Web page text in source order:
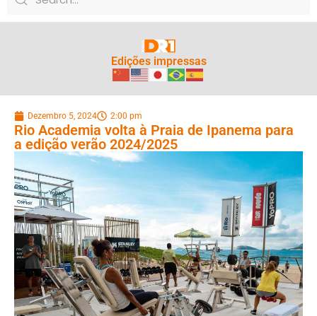
Edições impressas
Dezembro 5, 2024 2:00 pm
Rio Academia volta à Praia de Ipanema para
a edição verão 2024/2025